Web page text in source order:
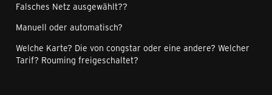
Falsches Netz ausgewählt??
Manuell oder automatisch?
Welche Karte? Die von congstar oder eine andere? Welcher
Tarif? Rouming freigeschaltet?